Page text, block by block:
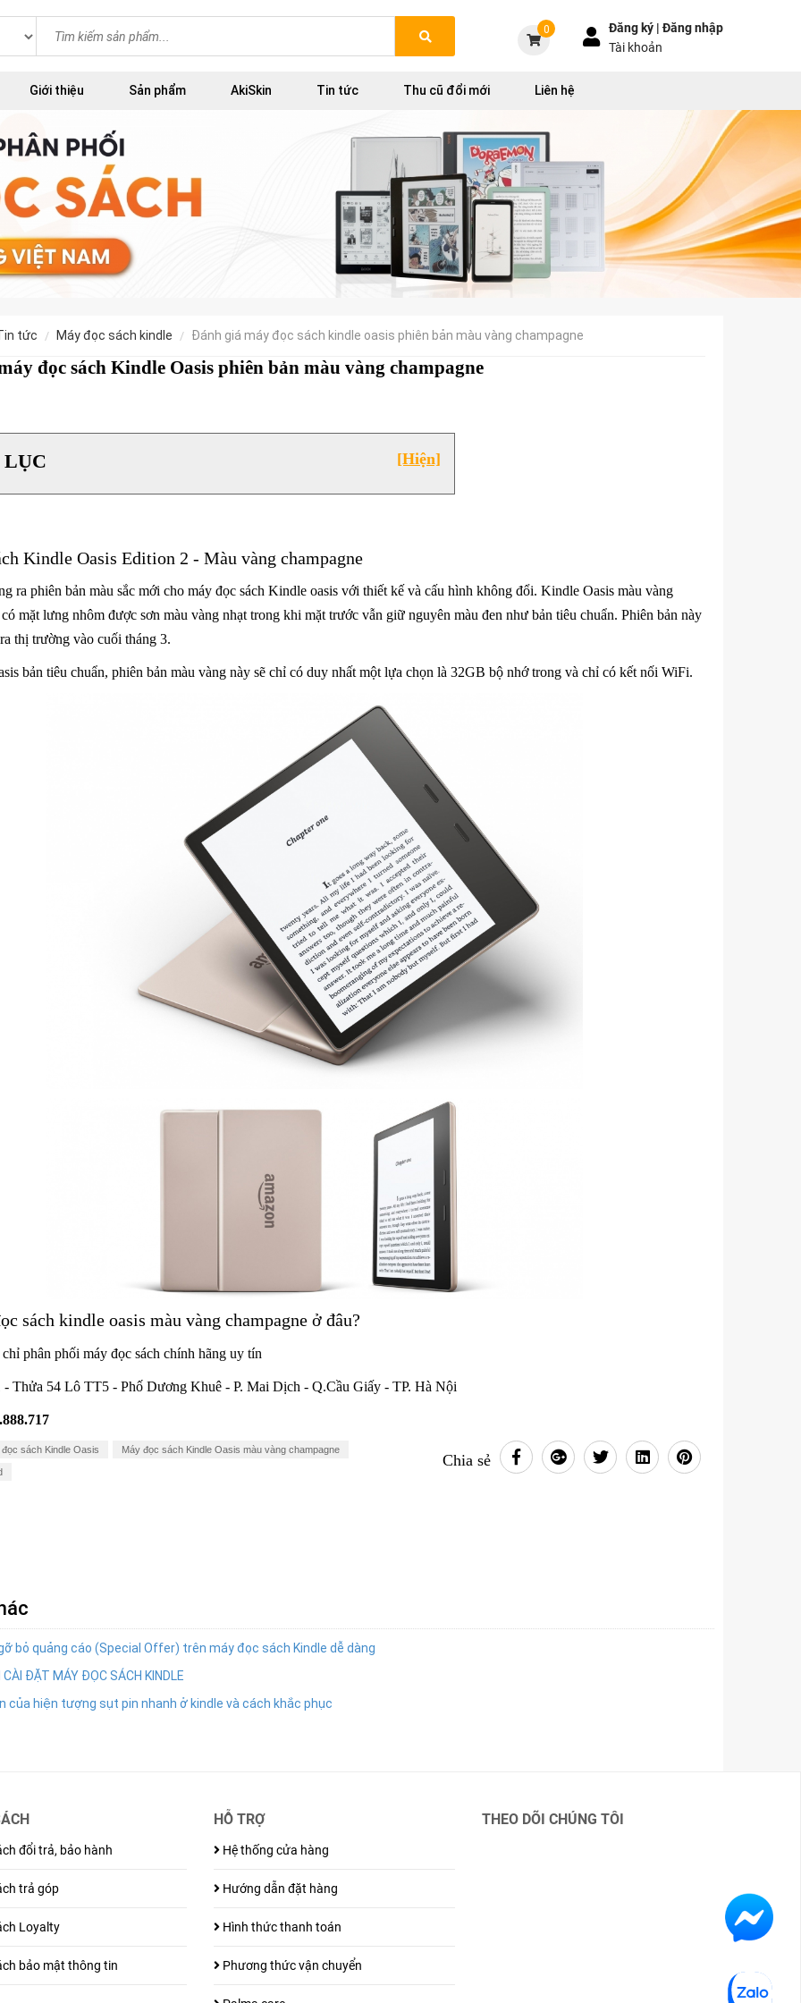
0 Đăng ký |Đăng nhập
Tài khoản
Giới thiệu Sản phẩm AkiSkin Tin tức Thu cũ đổi mới Liên hệ
tin tức máy đọc sách kindle đánh giá máy đọc sách kindle oasis phiên bản màu vàng champagne
đọc sách Kindle Oasis phiên bản màu vàng champagne
[Hiện]
Kindle Oasis Edition 2 - Màu vàng champagne
ra phiên bản màu sắc mới cho máy đọc sách Kindle oasis với thiết kế và cấu hình không đổi. Kindle Oasis màu vàng
có mặt lưng nhôm được sơn màu vàng nhạt trong khi mặt trước vẫn giữ nguyên màu đen như bản tiêu chuẩn. Phiên bản này
thị trường vào cuối tháng 3.
bản tiêu chuẩn, phiên bản màu vàng này sẽ chỉ có duy nhất một lựa chọn là 32GB bộ nhớ trong và chỉ có kết nối WiFi.
sách kindle oasis màu vàng champagne ở đâu?
phân phối máy đọc sách chính hãng uy tín
- Thửa 54 Lô TT5 - Phố Dương Khuê - P. Mai Dịch - Q.Cầu Giấy - TP. Hà Nội
Chia sẻ
đọc sách Kindle Oasis Máy đọc sách Kindle Oasis màu vàng champagne
bỏ quảng cáo (Special Offer) trên máy đọc sách Kindle dễ dàng
CÀI ĐẶT MÁY ĐỌC SÁCH KINDLE
của hiện tượng sụt pin nhanh ở kindle và cách khắc phục
đổi trả, bảo hành
trả góp
Loyalty
bảo mật thông tin
HỖ TRỢ
Hệ thống cửa hàng
Hướng dẫn đặt hàng
Hình thức thanh toán
Phương thức vận chuyển
THEO DÕI CHÚNG TÔI